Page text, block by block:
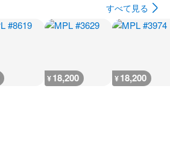
すべて見る
¥18,200 ¥18,200